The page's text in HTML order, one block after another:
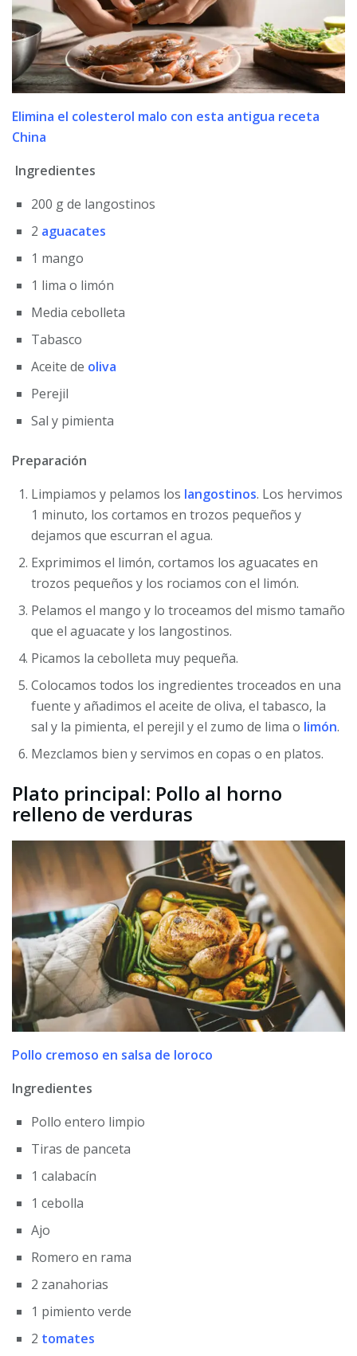
Elimina el colesterol malo con esta antigua receta
China
Ingredientes
200 g de langostinos
2 aguacates
1 mango
1 lima o limón
Media cebolleta
Tabasco
Aceite de oliva
Perejil
Sal y pimienta
Preparación
Limpiamos y pelamos los langostinos. Los hervimos
1 minuto, los cortamos en trozos pequeños y
dejamos que escurran el agua.
Exprimimos el limón, cortamos los aguacates en
trozos pequeños y los rociamos con el limón.
Pelamos el mango y lo troceamos del mismo tamaño
que el aguacate y los langostinos.
Picamos la cebolleta muy pequeña.
Colocamos todos los ingredientes troceados en una
fuente y añadimos el aceite de oliva, el tabasco, la
sal y la pimienta, el perejil y el zumo de lima o limón.
Mezclamos bien y servimos en copas o en platos.
Plato principal: Pollo al horno
relleno de verduras
Pollo cremoso en salsa de loroco
Ingredientes
Pollo entero limpio
Tiras de panceta
1 calabacín
1 cebolla
Ajo
Romero en rama
2 zanahorias
1 pimiento verde
2 tomates